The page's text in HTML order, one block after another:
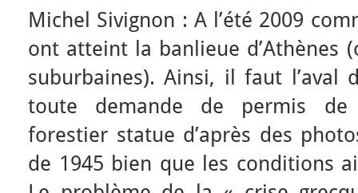
Michel Sivignon : A l’été 2009
ont atteint la banlieue d’Athènes
suburbaines). Ainsi, il faut l’aval
toute demande de permis de
forestier statue d’après des
de 1945 bien que les conditions